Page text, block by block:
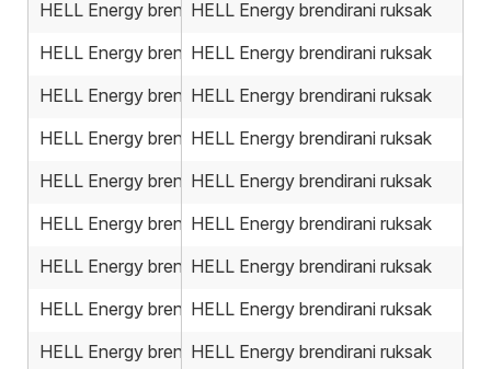
HELL Energy brendirani ruksak
HELL Energy brendirani ruksak
HELL Energy brendirani ruksak
HELL Energy brendirani ruksak
HELL Energy brendirani ruksak
HELL Energy brendirani ruksak
HELL Energy brendirani ruksak
HELL Energy brendirani ruksak
HELL Energy brendirani ruksak
HELL Energy brendirani ruksak
HELL Energy brendirani ruksak
HELL Energy brendirani ruksak
HELL Energy brendirani ruksak
HELL Energy brendirani ruksak
HELL Energy brendirani ruksak
HELL Energy brendirani ruksak
HELL Energy brendirani ruksak
HELL Energy brendirani ruksak